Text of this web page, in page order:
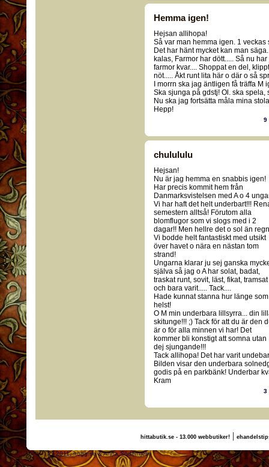
Hemma igen!
Hejsan allihopa!
Så var man hemma igen. 1
Det har hänt mycket kan man
kalas, Farmor har dött..... Så nu
farmor kvar.... Shoppat en del,
nöt..... Åkt runt lita här o där o så
I morrn ska jag äntligen få träffa M
Ska sjunga på gdstj! Ol. ska spela,
Nu ska jag fortsätta måla mina
Hepp!
9
chulululu
Hejsan!
Nu är jag hemma en snabbis igen!
Har precis kommit hem från
Danmarksvistelsen med A o 4
Vi har haft det helt underbart!!!
semestern alltså! Förutom alla
blomflugor som vi slogs med i 2
dagar!! Men hellre det o sol än
Vi bodde helt fantastiskt med utsikt
över havet o nära en nästan tom
strand!
Ungarna klarar ju sej ganska
själva så jag o A har solat, badat,
traskat runt, sovit, läst, fikat, tramsat
och bara varit..... Tack....
Hade kunnat stanna hur länge som
helst!
O M min underbara lillsyrra... din
skitunge!!! ;) Tack för att du är den
är o för alla minnen vi har! Det
kommer bli konstigt att somna utan
dej sjungande!!!
Tack allihopa! Det har varit
Bilden visar den underbara
godis på en parkbänk! Underbar
Kram
3
hittabutik.se - 13.000 webbutiker!|
(c) 2011, nogg.se & Anna Söderhjelm